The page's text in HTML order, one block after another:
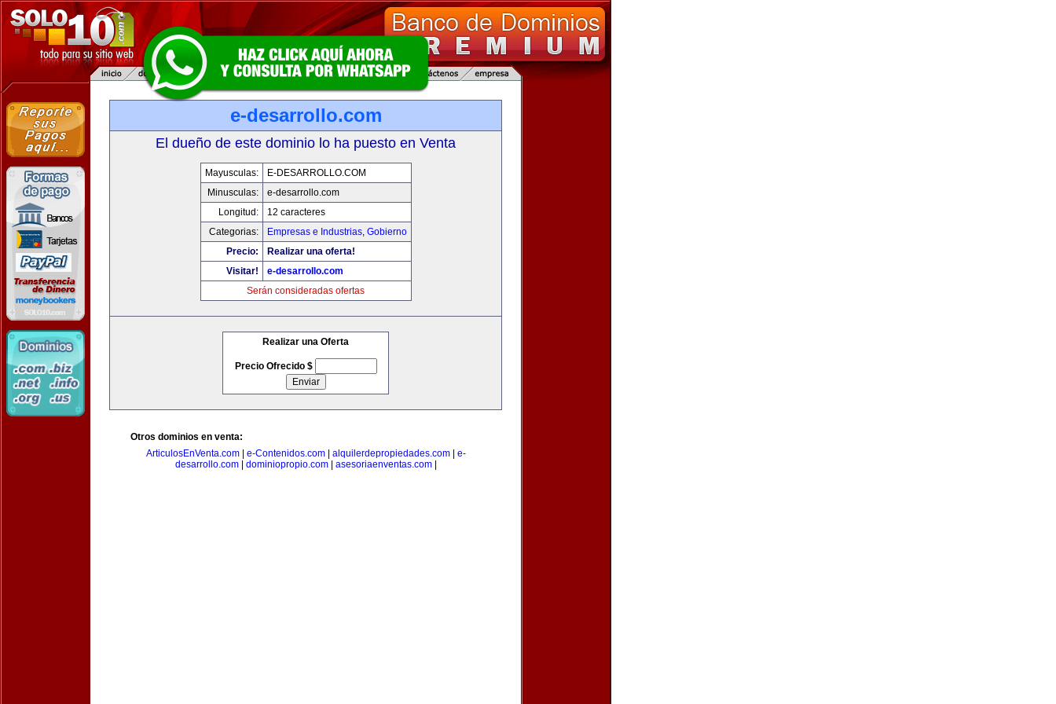
e-desarrollo.com
El dueño de este dominio lo ha puesto en Venta
Mayusculas:
E-DESARROLLO.COM
Minusculas:
e-desarrollo.com
Longitud:
12 caracteres
Categorias:
Empresas e Industrias, Gobierno
Precio:
Realizar una oferta!
Visitar!
e-desarrollo.com
Serán consideradas ofertas
Realizar una Oferta
Precio Ofrecido $
Otros dominios en venta:
ArticulosEnVenta.com| e-Contenidos.com| alquilerdepropiedades.com| e-
desarrollo.com| dominiopropio.com| asesoriaenventas.com|